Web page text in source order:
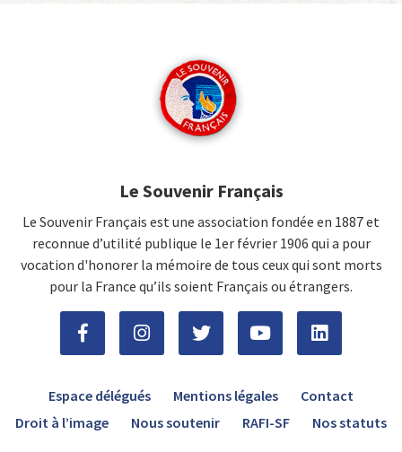
Le Souvenir Français
Le Souvenir Français est une association fondée en 1887 et
reconnue d’utilité publique le 1er février 1906 qui a pour
vocation d'honorer la mémoire de tous ceux qui sont morts
pour la France qu’ils soient Français ou étrangers.
Espace délégués Mentions légales
Contact
Droit à l’image
Nous soutenir RAFI-SF Nos statuts